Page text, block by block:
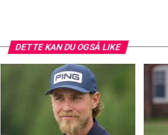
DETTE KAN DU OGSÅ LIKE